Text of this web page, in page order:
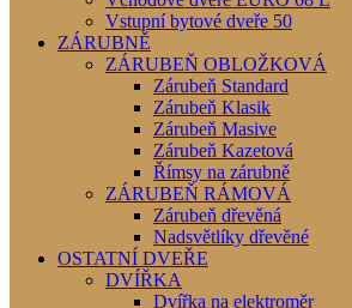
Vstupní bytové dveře 50
ZÁRUBNĚ
ZÁRUBEŇ OBLOŽKOVÁ
Zárubeň Standard
Zárubeň Klasik
Zárubeň Masive
Zárubeň Kazetová
Římsy na zárubně
ZÁRUBEŇ RÁMOVÁ
Zárubeň dřevěná
Nadsvětlíky dřevěné
OSTATNÍ DVEŘE
DVÍŘKA
Dvířka na elektroměr